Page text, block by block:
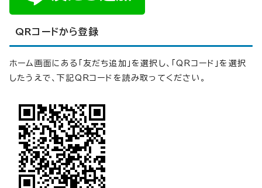
QRコードから登録
ホーム画面にある「友だち追加」を選択し、「QRコード」を選択
したうえで、下記QRコードを読み取ってください。